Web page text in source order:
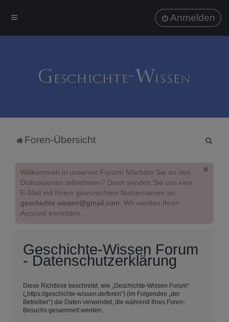
Anmelden
Foren-Übersicht
Willkommen in unserem Forum! Möchten Sie an den
Diskussionen teilnehmen? Dann senden Sie uns eine
E-Mail mit Ihrem gewünschten Nutzernamen an
geschichte.wissen@gmail.com. Wir werden Ihren
Account einrichten.
Geschichte-Wissen Forum
- Datenschutzerklärung
Diese Richtlinie beschreibt, wie „Geschichte-Wissen Forum“
(„https://geschichte-wissen.de/foren“) (im Folgenden „der
Betreiber“) die Daten verwendet, die während Ihres Foren-
Besuchs gesammelt werden.